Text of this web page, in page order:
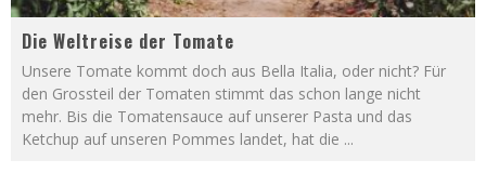
Die Weltreise der Tomate
Unsere Tomate kommt doch aus Bella Italia, oder nicht? Für
den Grossteil der Tomaten stimmt das schon lange nicht
mehr. Bis die Tomatensauce auf unserer Pasta und das
Ketchup auf unseren Pommes landet, hat die ...